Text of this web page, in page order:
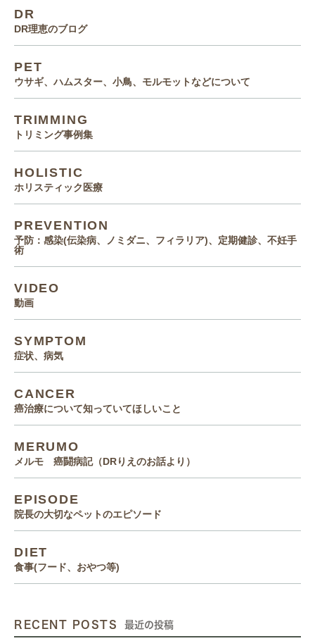
DR
DR理恵のブログ
PET
ウサギ、ハムスター、小鳥、モルモットなどについて
TRIMMING
トリミング事例集
HOLISTIC
ホリスティック医療
PREVENTION
予防：感染(伝染病、ノミダニ、フィラリア)、定期健診、不妊手
術
VIDEO
動画
SYMPTOM
症状、病気
CANCER
癌治療について知っていてほしいこと
MERUMO
メルモ 癌闘病記（DRりえのお話より）
EPISODE
院長の大切なペットのエピソード
DIET
食事(フード、おやつ等)
RECENT POSTS 最近の投稿